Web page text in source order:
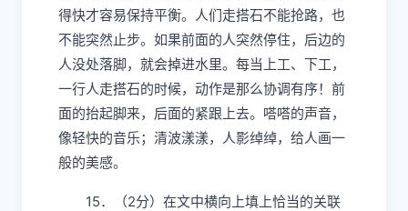
得快才容易保持平衡。人们走搭石不能抢路，也
不能突然止步。如果前面的人突然停住，后边的
人没处落脚，就会掉进水里。每当上工、下工，
一行人走搭石的时候，动作是那么协调有序！前
面的抬起脚来，后面的紧跟上去。嗒嗒的声音，
像轻快的音乐；清波漾漾，人影绰绰，给人画一
般的美感。
15．（2分）在文中横向上填上恰当的关联